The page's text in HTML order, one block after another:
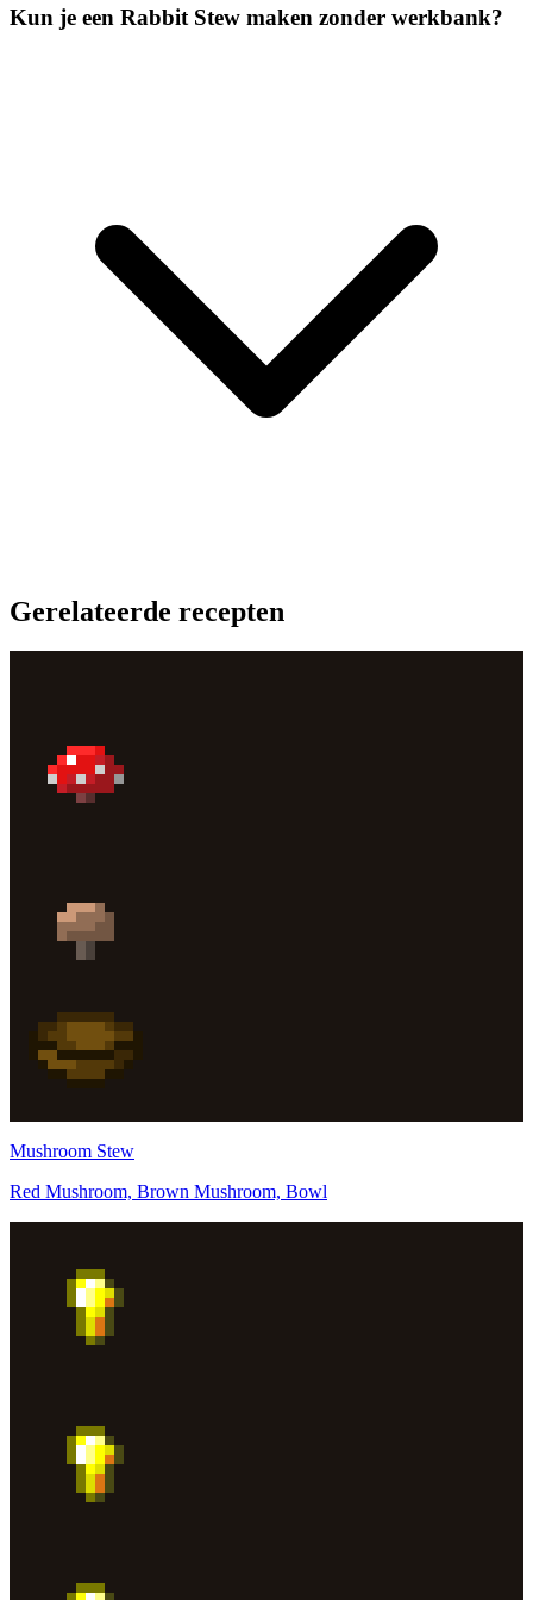
Kun je een Rabbit Stew maken zonder werkbank?
Gerelateerde recepten
Mushroom Stew
Red Mushroom, Brown Mushroom, Bowl